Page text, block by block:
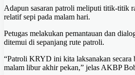
Adapun sasaran patroli meliputi titik-titik
relatif sepi pada malam hari.
Petugas melakukan pemantauan dan
ditemui di sepanjang rute patroli.
“Patroli KRYD ini kita laksanakan secara
malam libur akhir pekan,” jelas AKBP